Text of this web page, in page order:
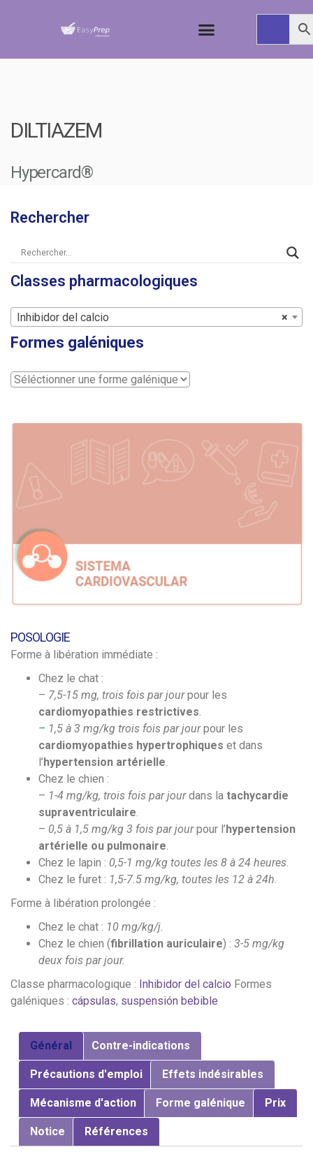
DILTIAZEM
Hypercard®
POSOLOGIE
Forme à libération immédiate :
Chez le chat :
– 7,5-15 mg, trois fois par jourpour les
cardiomyopathies restrictives.
– 1,5 à 3 mg/kg trois fois par jourpour les
cardiomyopathies hypertrophiques et dans
l’ hypertension artérielle.
Chez le chien :
– 1-4 mg/kg, trois fois par jourdans la tachycardie
supraventriculaire.
– 0,5 à 1,5 mg/kg 3 fois par jourpour l’ hypertension
artérielle ou pulmonaire.
Chez le lapin : 0,5-1 mg/kg toutes les 8 à 24 heures.
Chez le furet : 1,5-7.5 mg/kg, toutes les 12 à 24h.
Forme à libération prolongée :
Chez le chat : 10 mg/kg/j.
Chez le chien (fibrillation auriculaire) : 3-5 mg/kg
deux fois par jour.
Classe pharmacologique : Inhibidor del calcio Formes
galéniques : cápsulas, suspensión bebible
Général Contre-indications
Précautions d'emploi Effets indésirables
Mécanisme d'action Forme galénique Prix
Notice Références
Rechercher
Classes pharmacologiques
×
Inhibidor del calcio
Formes galéniques